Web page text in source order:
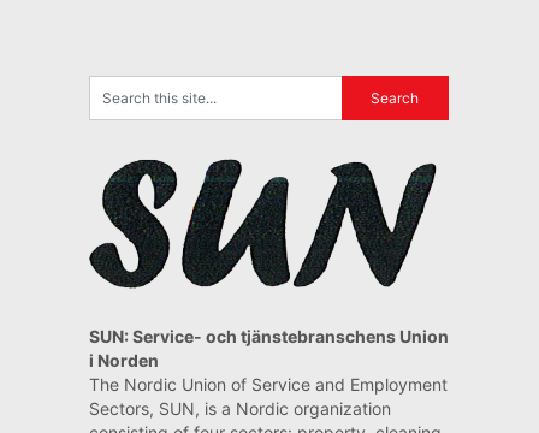
SUN: Service- och tjänstebranschens Union
i Norden
The Nordic Union of Service and Employment
Sectors, SUN, is a Nordic organization